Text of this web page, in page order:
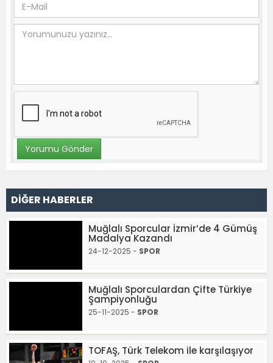
DİĞER HABERLER
Muğlalı Sporcular İzmir’de 4 Gümüş
Madalya Kazandı
24-12-2025 - SPOR
Muğlalı Sporculardan Çifte Türkiye
Şampiyonluğu
25-11-2025 - SPOR
TOFAŞ, Türk Telekom ile karşılaşıyor